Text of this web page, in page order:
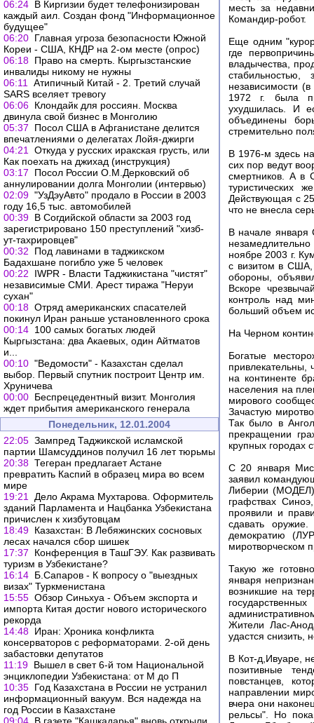
06:24 В Киргизии будет телефонизирован
каждый аил. Создан фонд "Информационное
будущее"
06:20 Главная угроза безопасности Южной
Кореи - США, КНДР на 2-ом месте (опрос)
06:18 Право на смерть. Кыргызстанские
инвалиды никому не нужны
06:11
Атипичный Китай - 2. Третий случай
SARS вселяет тревогу
06:06 Клондайк для россиян. Москва
двинула свой бизнес в Монголию
05:37
Посол США в Афганистане делится
впечатлениями о делегатах Лойя-джирги
04:21
Откуда у русских иракская грусть, или
Как поехать на джихад (инструкция)
03:17
Посол России О.М.Дерковский об
аннулировании долга Монголии (интервью)
02:09 "УзДэуАвто" продало в России в 2003
году 16,5 тыс. автомобилей
00:39 В Согдийской области за 2003 год
зарегистрировано 150 преступлений "хизб-
ут-тахрировцев"
00:32
Под лавинами в таджикском
Бадахшане погибло уже 5 человек
00:22
IWPR - Власти Таджикистана "чистят"
независимые СМИ. Арест тиража "Неруи
сухан"
00:18 Отряд американских спасателей
покинул Иран раньше установленного срока
00:14 100 самых богатых людей
Кыргызстана: два Акаевых, один Айтматов
и...
00:10 "Ведомости" - Казахстан сделал
выбор. Первый спутник построит Центр им.
Хруничева
00:00 Беспрецедентный визит. Монголия
ждет прибытия американского генерала
Понедельник, 12.01.2004
22:05 Зампред Таджикской исламской
партии Шамсуддинов получил 16 лет тюрьмы
20:38 Тегеран предлагает Астане
превратить Каспий в образец мира во всем
мире
19:21
Дело Акрама Мухтарова. Оформитель
зданий Парламента и Нацбанка Узбекистана
причислен к хизбутовцам
18:49 Казахстан: В Лебяжинских сосновых
лесах начался сбор шишек
17:37
Конференция в ТашГЭУ. Как развивать
туризм в Узбекистане?
16:14 Б.Сапаров - К вопросу о "выездных
визах" Туркменистана
15:55 Обзор Синьхуа - Объем экспорта и
импорта Китая достиг нового исторического
рекорда
14:48 Иран: Хроника конфликта
консерваторов с реформаторами. 2-ой день
забастовки депутатов
11:19 Вышел в свет 6-й том Национальной
энциклопедии Узбекистана: от М до П
10:35 Год Казахстана в России не устранил
информационный вакуум. Вся надежда на
год России в Казахстане
месть за
Командир-робот.
Еще одним
где
владычества,
стабильностью,
независимости
1972 г. была
ухудшилась. И
объединены
стремительно
В 1976-м здесь
сих пор ведут
смертников. А в
туристических
Действующая с
что не внесла
В начале января
ноябре 2003 г.
с визитом в США,
обороны,
Вскоре
контроль над
больший объем
На Черном
Богатые
привлекательны,
на континенте
населения на
мирового
Зачастую
Так было в
прекращении
крупных городах
С 20 января
заявил
Либерии (МОДЕЛ)
графствах
проявили и
сдавать
демократию
миротворческом
Такую же
января
возникшие на
Жители Лас-
удастся снизить,
В Кот-д,Ивуаре,
позитивные
повстанцев,
направлении
вчера они
рельсы". Но